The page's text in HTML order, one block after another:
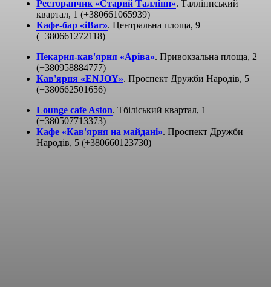
Ресторанчик «Старий Таллінн». Талліннський
квартал, 1 (+380661065939)
Кафе-бар «iBar». Центральна площа, 9
(+380661272118)
Пекарня-кав'ярня «Аріва». Привокзальна площа, 2
(+380958884777)
Кав'ярня «ENJOY». Проспект Дружби Народів, 5
(+380662501656)
Lounge cafe Aston. Тбіліський квартал, 1
(+380507713373)
Кафе «Кав'ярня на майданi». Проспект Дружби
Народів, 5 (+380660123730)